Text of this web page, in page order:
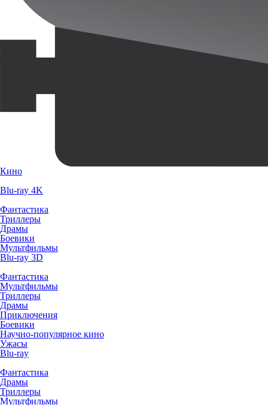
Кино
Blu-ray 4K
Фантастика
Триллеры
Драмы
Боевики
Мультфильмы
Blu-ray 3D
Фантастика
Мультфильмы
Триллеры
Драмы
Приключения
Боевики
Научно-популярное кино
Ужасы
Blu-ray
Фантастика
Драмы
Триллеры
Мультфильмы